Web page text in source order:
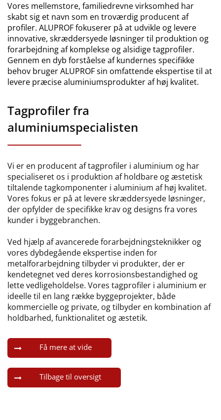
Vores mellemstore, familiedrevne virksomhed har
skabt sig et navn som en troværdig producent af
profiler. ALUPROF fokuserer på at udvikle og levere
innovative, skræddersyede løsninger til produktion og
forarbejdning af komplekse og alsidige tagprofiler.
Gennem en dyb forståelse af kundernes specifikke
behov bruger ALUPROF sin omfattende ekspertise til at
levere præcise aluminiumsprodukter af høj kvalitet.
Tagprofiler fra
aluminiumspecialisten
Vi er en producent af tagprofiler i aluminium og har
specialiseret os i produktion af holdbare og æstetisk
tiltalende tagkomponenter i aluminium af høj kvalitet.
Vores fokus er på at levere skræddersyede løsninger,
der opfylder de specifikke krav og designs fra vores
kunder i byggebranchen.
Ved hjælp af avancerede forarbejdningsteknikker og
vores dybdegående ekspertise inden for
metalforarbejdning tilbyder vi produkter, der er
kendetegnet ved deres korrosionsbestandighed og
lette vedligeholdelse. Vores tagprofiler i aluminium er
ideelle til en lang række byggeprojekter, både
kommercielle og private, og tilbyder en kombination af
holdbarhed, funktionalitet og æstetik.
Få mere at vide
Tilbage til oversigt